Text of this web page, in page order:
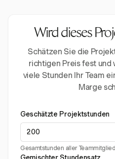
Wird dieses
Schätzen Sie die
richtigen Preis fest und
viele Stunden Ihr Team
Marge
Geschätzte Projektstunden
Gesamtstunden aller